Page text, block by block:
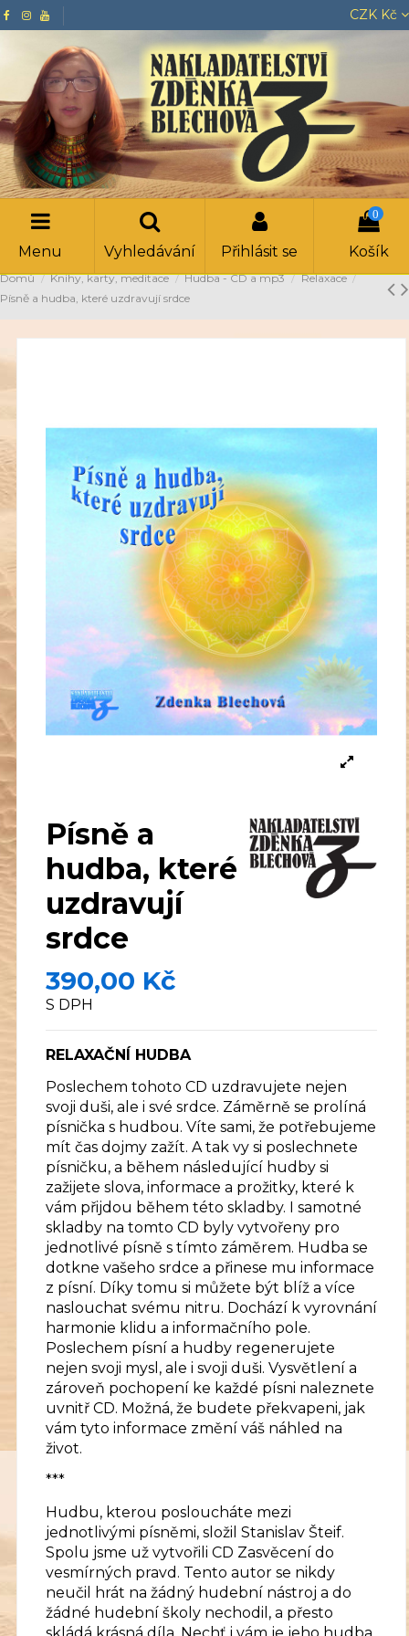
CZK Kč
Menu Vyhledávání Přihlásit se
0
Košík
Domů Knihy, karty, meditace Hudba - CD a mp3
Relaxace
Písně a hudba, které uzdravují srdce
Písně a
hudba, které
uzdravují
srdce
390,00 Kč
S DPH
RELAXAČNÍ HUDBA
Poslechem tohoto CD uzdravujete nejen
svoji duši, ale i své srdce. Záměrně se prolíná
písnička s hudbou. Víte sami, že potřebujeme
mít čas dojmy zažít. A tak vy si poslechnete
písničku, a během následující hudby si
zažijete slova, informace a prožitky, které k
vám přijdou během této skladby. I samotné
skladby na tomto CD byly vytvořeny pro
jednotlivé písně s tímto záměrem. Hudba se
dotkne vašeho srdce a přinese mu informace
z písní. Díky tomu si můžete být blíž a více
naslouchat svému nitru. Dochází k vyrovnání
harmonie klidu a informačního pole.
Poslechem písní a hudby regenerujete
nejen svoji mysl, ale i svoji duši. Vysvětlení a
zároveň pochopení ke každé písni naleznete
uvnitř CD. Možná, že budete překvapeni, jak
vám tyto informace změní váš náhled na
život.
***
Hudbu, kterou posloucháte mezi
jednotlivými písněmi, složil Stanislav Šteif.
Spolu jsme už vytvořili CD Zasvěcení do
vesmírných pravd. Tento autor se nikdy
neučil hrát na žádný hudební nástroj a do
žádné hudební školy nechodil, a přesto
skládá krásná díla. Nechť i vám je jeho hudba